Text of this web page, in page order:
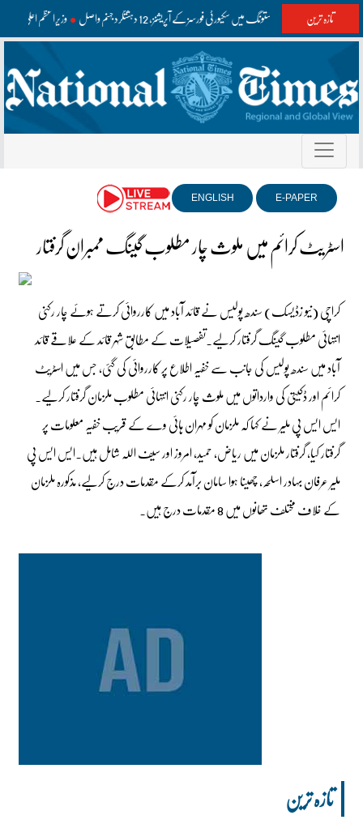
تازہ ترین واشک اور مستونگ میں سکیورٹی فورسز کے آپریشنز، 12 دہشتگرد جہنم واصل وزیراعظم اعلیٰ
E-PAPER
ENGLISH
اسٹریٹ کرائم میں ملوث‌ چار مطلوب گینگ ممبران گرفتار
کراچی (نیو زڈیسک) سندھ پولیس نے قائد آباد میں کارروائی کرتے ہوئے چار رکنی
انتہائی مطلوب گینگ گرفتار کرلیے۔تفصیلات کے مطابق شہر قائد کے علاقے قائد
آباد میں سندھ پولیس کی جانب سے خفیہ اطلاع پر کارروائی کی گئی، جس میں اسٹریٹ
کرائم اور ڈکیتی کی وارداتوں میں ملوث چار رکنی انتہائی مطلوب ملزمان گرفتار کرلیے۔
ایس ایس پی ملیر نے کہا کہ ملزمان کو مہران ہائی وے کے قریب خفیہ معلومات پر
گرفتار کیا، گرفتار ملزمان میں ریاض، حمید، امروز اور سیف اللہ شامل ہیں۔ایس ایس پی
ملیر عرفان بہادر اسلحہ، چھینا ہوا سامان برآمد کرکے مقدمات درج کرلیے، مذکورہ ملزمان
کے خلاف مختلف تھانوں میں 8 مقدمات درج ہیں۔
تازہ ترین